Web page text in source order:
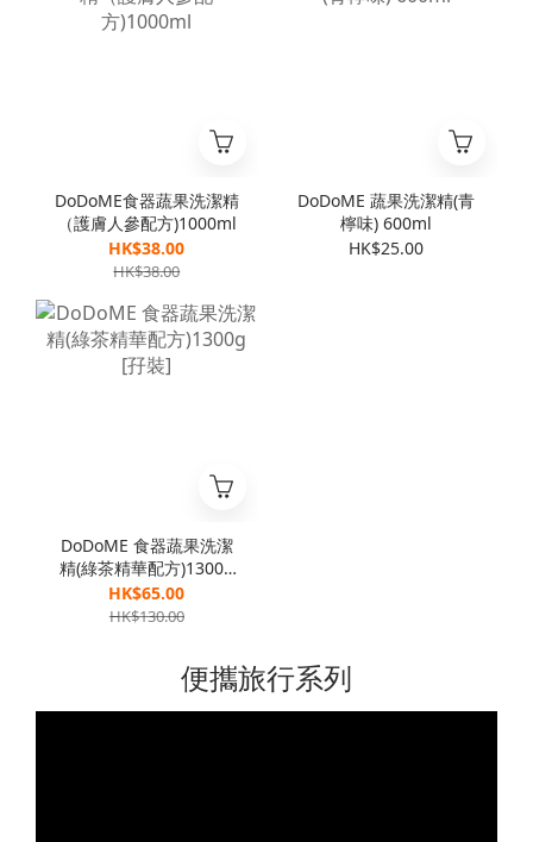
DoDoME食器蔬果洗潔精
（護膚人參配方)1000ml
HK$38.00
HK$38.00
DoDoME 蔬果洗潔精(青
檸味) 600ml
HK$25.00
DoDoME 食器蔬果洗潔
精(綠茶精華配方)1300g
[孖裝]
HK$65.00
HK$130.00
便攜旅行系列